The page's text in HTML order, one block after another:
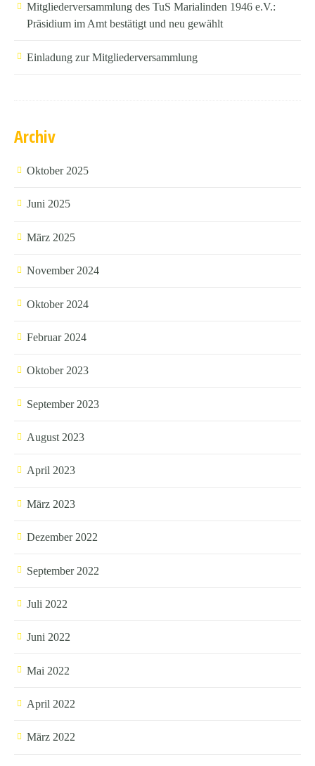
Mitgliederversammlung des TuS Marialinden 1946 e.V.:
Präsidium im Amt bestätigt und neu gewählt
Einladung zur Mitgliederversammlung
Archiv
Oktober 2025
Juni 2025
März 2025
November 2024
Oktober 2024
Februar 2024
Oktober 2023
September 2023
August 2023
April 2023
März 2023
Dezember 2022
September 2022
Juli 2022
Juni 2022
Mai 2022
April 2022
März 2022